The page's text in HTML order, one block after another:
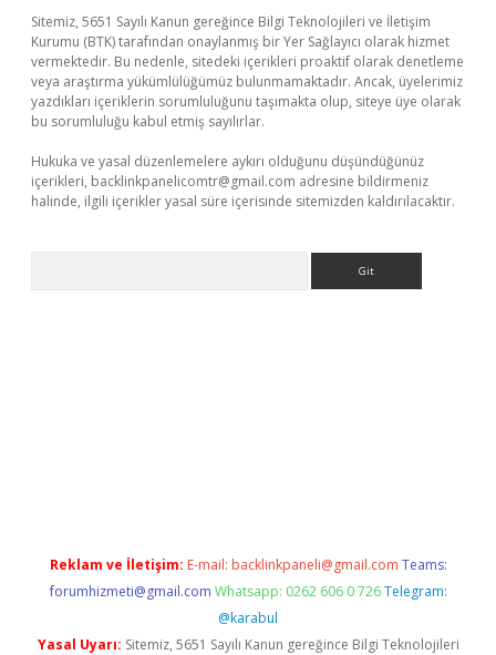
Sitemiz, 5651 Sayılı Kanun gereğince Bilgi Teknolojileri ve İletişim
Kurumu (BTK) tarafından onaylanmış bir Yer Sağlayıcı olarak hizmet
vermektedir. Bu nedenle, sitedeki içerikleri proaktif olarak denetleme
veya araştırma yükümlülüğümüz bulunmamaktadır. Ancak, üyelerimiz
yazdıkları içeriklerin sorumluluğunu taşımakta olup, siteye üye olarak
bu sorumluluğu kabul etmiş sayılırlar.
Hukuka ve yasal düzenlemelere aykırı olduğunu düşündüğünüz
içerikleri, backlinkpanelicomtr@gmail.com adresine bildirmeniz
halinde, ilgili içerikler yasal süre içerisinde sitemizden kaldırılacaktır.
Reklam ve İletişim: E-mail: backlinkpaneli@gmail.com Teams:
forumhizmeti@gmail.com Whatsapp: 0262 606 0 726 Telegram:
@karabul
Yasal Uyarı: Sitemiz, 5651 Sayılı Kanun gereğince Bilgi Teknolojileri